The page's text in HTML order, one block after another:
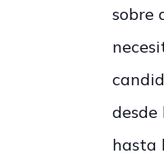
sobre
hasta